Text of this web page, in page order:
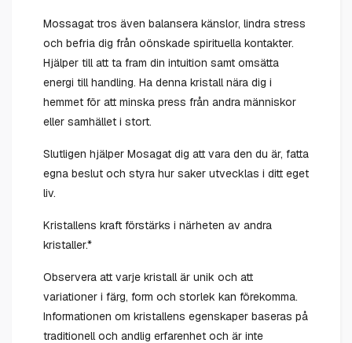
Mossagat tros även balansera känslor, lindra stress
och befria dig från oönskade spirituella kontakter.
Hjälper till att ta fram din intuition samt omsätta
energi till handling. Ha denna kristall nära dig i
hemmet för att minska press från andra människor
eller samhället i stort.
Slutligen hjälper Mosagat dig att vara den du är, fatta
egna beslut och styra hur saker utvecklas i ditt eget
liv.
Kristallens kraft förstärks i närheten av andra
kristaller.*
Observera att varje kristall är unik och att
variationer i färg, form och storlek kan förekomma.
Informationen om kristallens egenskaper baseras på
traditionell och andlig erfarenhet och är inte